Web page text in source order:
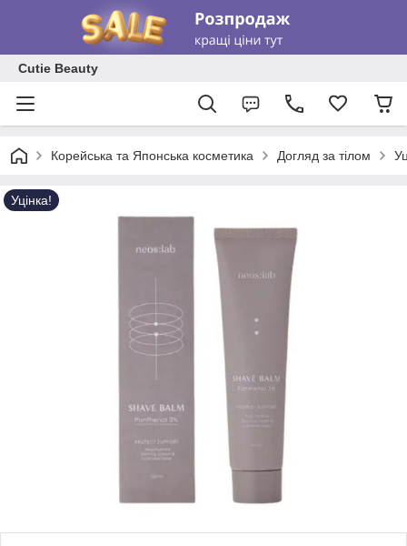
Cutie Beauty
Корейська та Японська косметика Догляд за тілом
Уцінка!